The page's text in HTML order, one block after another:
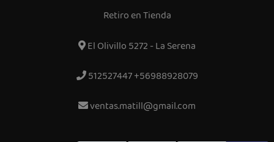
Retiro en Tienda
El Olivillo 5272 - La Serena
512527447 +56988928079
ventas.matill@gmail.com